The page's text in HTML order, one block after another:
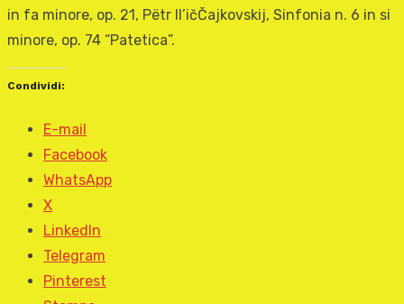
in fa minore, op. 21, Pëtr Il’ičČajkovskij, Sinfonia n. 6 in si
minore, op. 74 “Patetica”.
Condividi:
E-mail
Facebook
WhatsApp
X
LinkedIn
Telegram
Pinterest